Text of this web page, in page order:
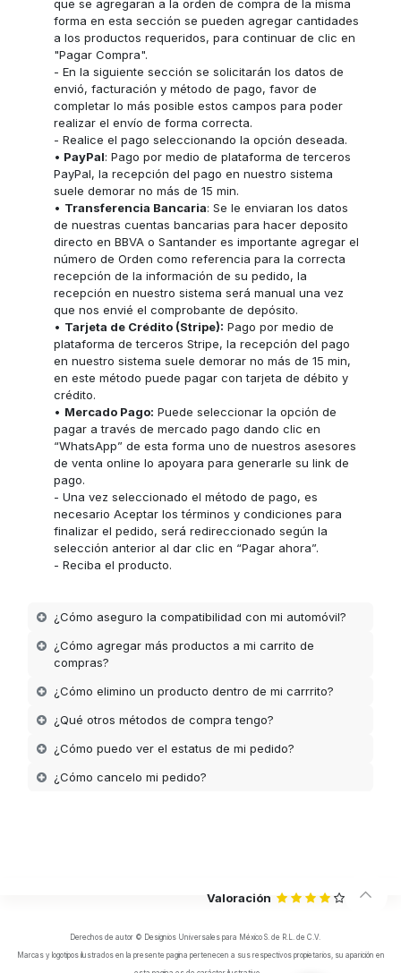
que se agregaran a la orden de compra de la misma
forma en esta sección se pueden agregar cantidades
a los productos requeridos, para continuar de clic en
"Pagar Compra".
- En la siguiente sección se solicitarán los datos de
envió, facturación y método de pago, favor de
completar lo más posible estos campos para poder
realizar el envío de forma correcta.
- Realice el pago seleccionando la opción deseada.
• PayPal: Pago por medio de plataforma de terceros
PayPal, la recepción del pago en nuestro sistema
suele demorar no más de 15 min.
• Transferencia Bancaria: Se le enviaran los datos
de nuestras cuentas bancarias para hacer deposito
directo en BBVA o Santander es importante agregar el
número de Orden como referencia para la correcta
recepción de la información de su pedido, la
recepción en nuestro sistema será manual una vez
que nos envié el comprobante de depósito.
• Tarjeta de Crédito (Stripe): Pago por medio de
plataforma de terceros Stripe, la recepción del pago
en nuestro sistema suele demorar no más de 15 min,
en este método puede pagar con tarjeta de débito y
crédito.
• Mercado Pago: Puede seleccionar la opción de
pagar a través de mercado pago dando clic en
“WhatsApp” de esta forma uno de nuestros asesores
de venta online lo apoyara para generarle su link de
pago.
- Una vez seleccionado el método de pago, es
necesario Aceptar los términos y condiciones para
finalizar el pedido, será redireccionado según la
selección anterior al dar clic en “Pagar ahora”.
- Reciba el producto.
¿Cómo aseguro la compatibilidad con mi automóvil?
¿Cómo agregar más productos a mi carrito de
compras?
¿Cómo elimino un producto dentro de mi carrrito?
¿Qué otros métodos de compra tengo?
¿Cómo puedo ver el estatus de mi pedido?
¿Cómo cancelo mi pedido?
Valoración
Derechos de autor © Designios Universales para México S. de R.L. de C.V.
Marcas y logotipos ilustrados en la presente pagina pertenecen a sus respectivos propietarios, su aparición en